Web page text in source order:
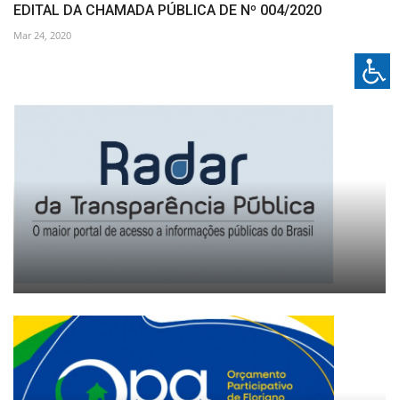
EDITAL DA CHAMADA PÚBLICA DE Nº 004/2020
Mar 24, 2020